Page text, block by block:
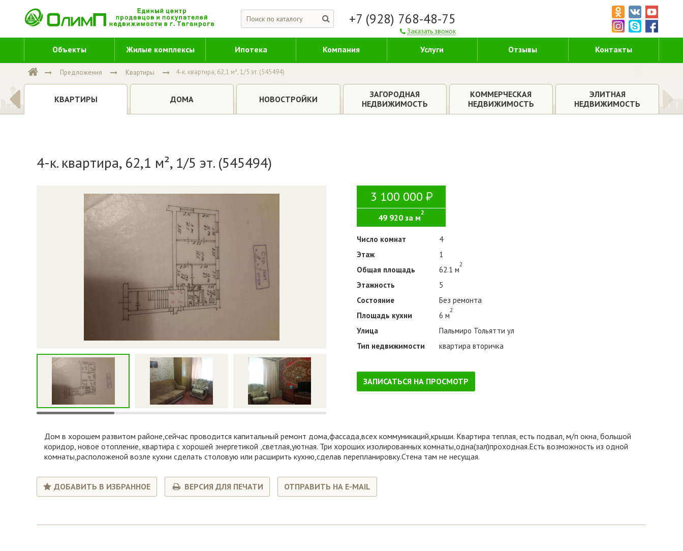
+7 (928) 768-48-75
Заказать звонок
Объекты Жилые комплексы Ипотека Компания Услуги Отзывы Контакты
Предложения Квартиры 4-к. квартира, 62,1 м², 1/5 эт. (545494)
КВАРТИРЫ ДОМА НОВОСТРОЙКИ
ЗАГОРОДНАЯ
НЕДВИЖИМОСТЬ
КОММЕРЧЕСКАЯ
НЕДВИЖИМОСТЬ
ЭЛИТНАЯ
НЕДВИЖИМОСТЬ
4-к. квартира, 62,1 м², 1/5 эт. (545494)
3 100 000
49 920 за м
2
Число комнат
4
Этаж
1
Общая площадь
62.1 м
2
Этажность
5
Состояние
Без ремонта
Площадь кухни
6 м
2
Улица
Пальмиро Тольятти ул
Тип недвижимости
квартира вторичка
ЗАПИСАТЬСЯ НА ПРОСМОТР
Дом в хорошем развитом районе,сейчас проводится капитальный ремонт дома,фассада,всех коммуникаций,крыши. Квартира теплая, есть подвал, м/п окна, большой
коридор, новое отопление, квартира с хорошей энергетикой ,светлая,уютная. Три хороших изолированных комнаты,одна(зал)проходная.Есть возможность из одной
комнаты,расположеной возле кухни сделать столовую или расширить кухню,сделав перепланировку.Стена там не несущая.
ДОБАВИТЬ В ИЗБРАННОЕ ВЕРСИЯ ДЛЯ ПЕЧАТИ ОТПРАВИТЬ НА E-MAIL